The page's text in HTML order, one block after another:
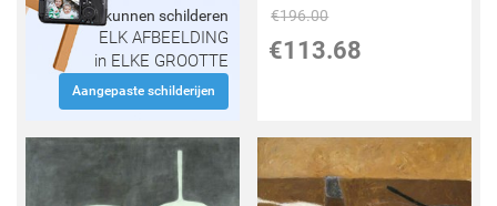
Wij kunnen schilderen
ELK AFBEELDING
in ELKE GROOTTE
Aangepaste schilderijen
€196.00
€113.68